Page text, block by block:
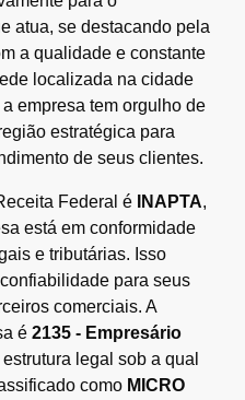
atua, se destacando pela
a qualidade e constante
localizada na cidade
a empresa tem orgulho de
estratégica para
de seus clientes.
Federal é INAPTA,
está em conformidade
e tributárias. Isso
para seus
comerciais. A
é 2135 - Empresário
legal sob a qual
como MICRO